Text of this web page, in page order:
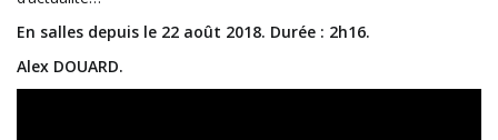
En salles depuis le 22 août 2018. Durée : 2h16.
Alex DOUARD.